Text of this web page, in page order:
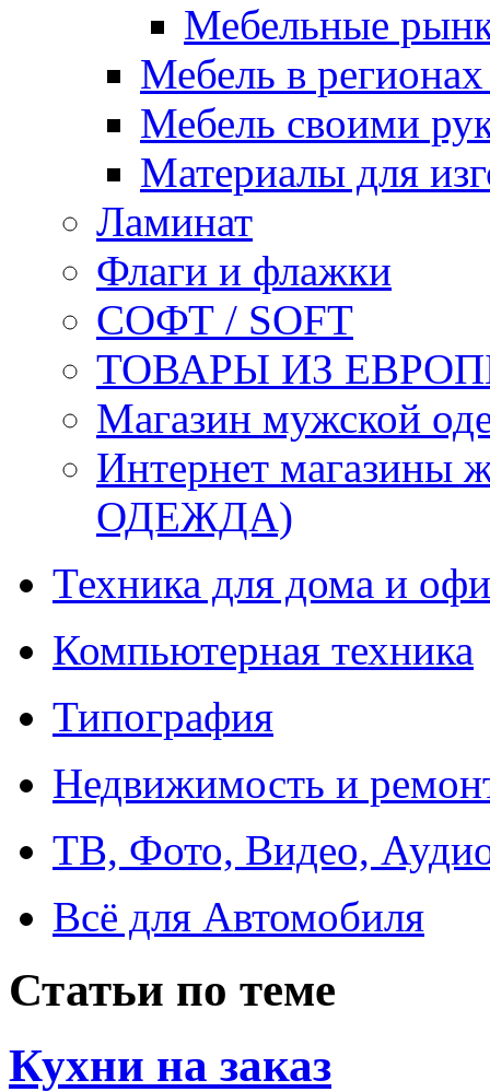
Мебельные
Мебель в
Мебель своими
Материалы для
Ламинат
Флаги и флажки
СОФТ / SOFT
ТОВАРЫ ИЗ
Магазин мужской
Интернет
ОДЕЖДА)
Техника для дома и
Компьютерная техника
Типография
Недвижимость и
ТВ, Фото, Видео,
Всё для Автомобиля
Статьи по теме
Кухни на заказ